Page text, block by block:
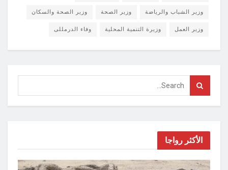
وزير الشباب والرياضة وزير الصحة وزير الصحة والسكان
وزير العمل وزيرة التنمية المحلية وفاء الدرمللى
الأكثر رواجا